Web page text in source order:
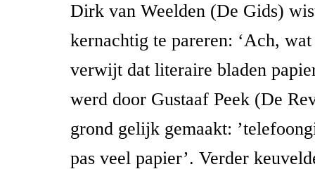
Dirk van Weelden (De Gids)
kernachtig te pareren: ‘Ach, wat
verwijt dat literaire bladen
werd door Gustaaf Peek (De
grond gelijk gemaakt:
pas veel papier’. Verder